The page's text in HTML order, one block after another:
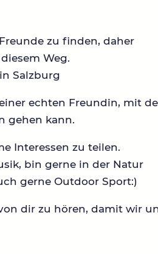
zu finden, daher
Weg.
Salzburg
echten Freundin, mit
gehen kann.
Interessen zu teilen.
bin gerne in der Natur
gerne Outdoor Sport:)
dir zu hören, damit wir